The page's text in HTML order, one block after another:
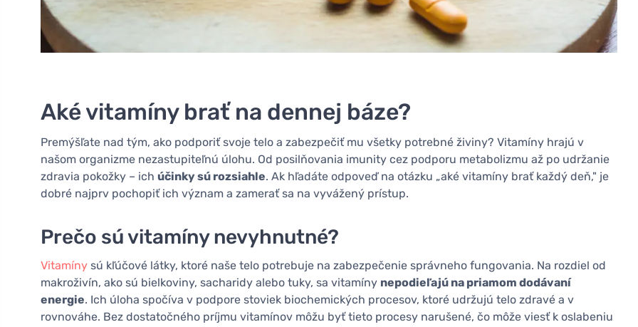
Aké vitamíny brať na dennej báze?
Premýšľate nad tým, ako podporiť svoje telo a zabezpečiť mu všetky potrebné živiny? Vitamíny hrajú v
našom organizme nezastupiteľnú úlohu. Od posilňovania imunity cez podporu metabolizmu až po udržanie
zdravia pokožky – ich účinky sú rozsiahle. Ak hľadáte odpoveď na otázku „aké vitamíny brať každý deň," je
dobré najprv pochopiť ich význam a zamerať sa na vyvážený prístup.
Prečo sú vitamíny nevyhnutné?
Vitamíny sú kľúčové látky, ktoré naše telo potrebuje na zabezpečenie správneho fungovania. Na rozdiel od
makroživín, ako sú bielkoviny, sacharidy alebo tuky, sa vitamíny nepodieľajú na priamom dodávaní
energie. Ich úloha spočíva v podpore stoviek biochemických procesov, ktoré udržujú telo zdravé a v
rovnováhe. Bez dostatočného príjmu vitamínov môžu byť tieto procesy narušené, čo môže viesť k oslabeniu